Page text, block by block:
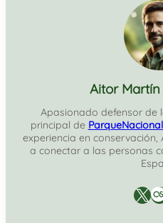
Aitor
Apasionado defensor
principal de
experiencia en
a conectar a las personas
X